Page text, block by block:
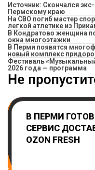
Источник: Скончался
Пермскому краю
На СВО погиб мастер
легкой атлетике из
В Кондратово женщина
окна многоэтажки
В Перми появятся
новый комплекс
Фестиваль
2026 года — программа
Не
В ПЕРМИ
СЕРВИС
OZON FRESH